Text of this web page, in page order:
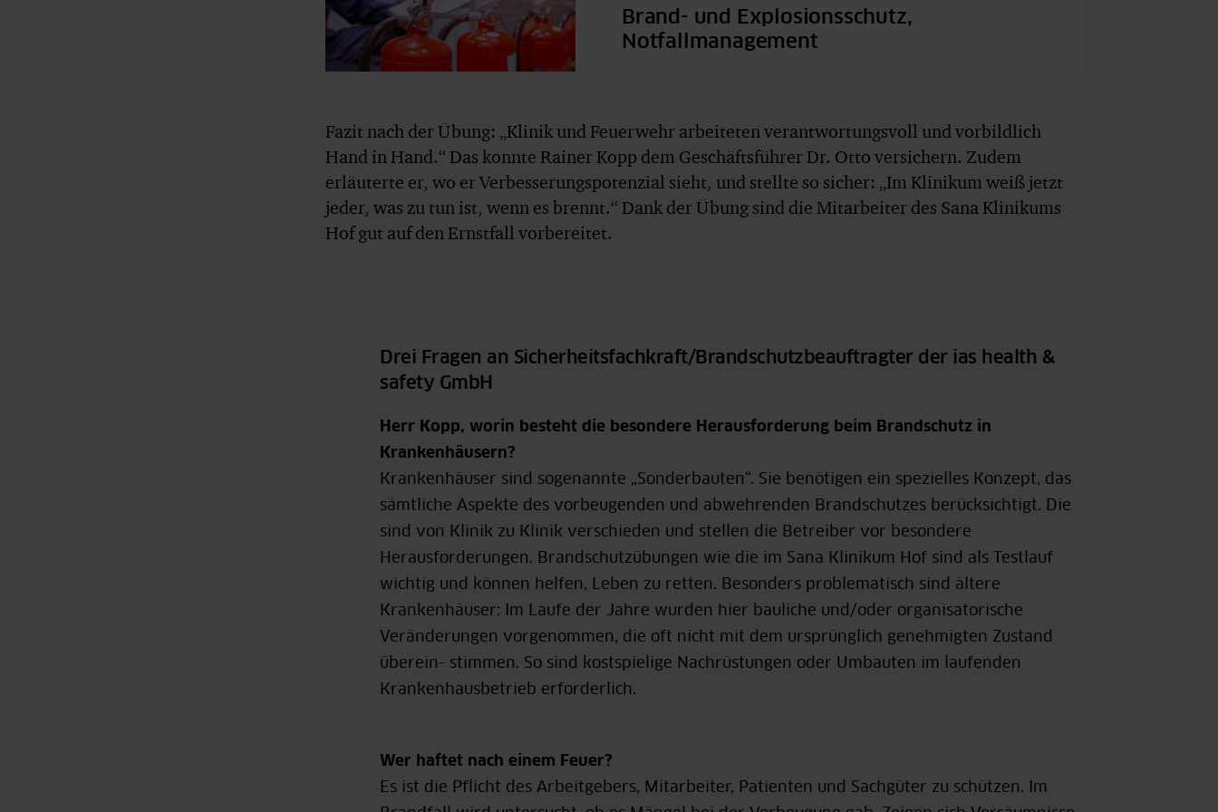
Brand- und Explosionsschutz,
Notfallmanagement
Fazit nach der Übung: „Klinik und Feuerwehr arbeiteten verantwortungsvoll und vorbildlich
Hand in Hand.“ Das konnte Rainer Kopp dem Geschäftsführer Dr. Otto versichern. Zudem
erläuterte er, wo er Verbesserungspotenzial sieht, und stellte so sicher: „Im Klinikum weiß jetzt
jeder, was zu tun ist, wenn es brennt.“ Dank der Übung sind die Mitarbeiter des Sana Klinikums
Hof gut auf den Ernstfall vorbereitet.
Drei Fragen an Sicherheitsfachkraft/Brandschutzbeauftragter der ias health &
safety GmbH
Herr Kopp, worin besteht die besondere Herausforderung beim Brandschutz in
Krankenhäusern?
Krankenhäuser sind sogenannte „Sonderbauten“. Sie benötigen ein spezielles Konzept, das
sämtliche Aspekte des vorbeugenden und abwehrenden Brandschutzes berücksichtigt. Die
sind von Klinik zu Klinik verschieden und stellen die Betreiber vor besondere
Herausforderungen. Brandschutzübungen wie die im Sana Klinikum Hof sind als Testlauf
wichtig und können helfen, Leben zu retten. Besonders problematisch sind ältere
Krankenhäuser: Im Laufe der Jahre wurden hier bauliche und/oder organisatorische
Veränderungen vorgenommen, die oft nicht mit dem ursprünglich genehmigten Zustand
überein- stimmen. So sind kostspielige Nachrüstungen oder Umbauten im laufenden
Krankenhausbetrieb erforderlich.
Wer haftet nach einem Feuer?
Es ist die Pflicht des Arbeitgebers, Mitarbeiter, Patienten und Sachgüter zu schützen. Im